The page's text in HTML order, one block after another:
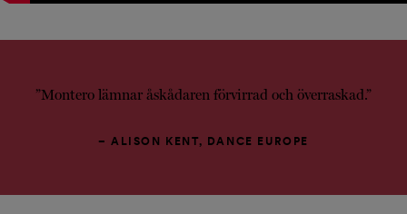
”Montero lämnar åskådaren förvirrad och överraskad.”
– ALISON KENT, DANCE EUROPE